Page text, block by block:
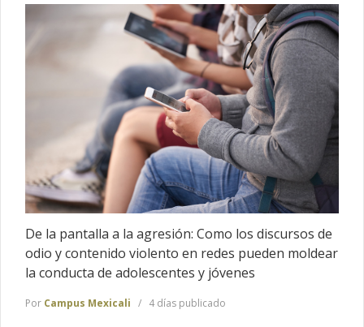
De la pantalla a la agresión: Como los discursos de
odio y contenido violento en redes pueden moldear
la conducta de adolescentes y jóvenes
Por Campus Mexicali 4 días publicado